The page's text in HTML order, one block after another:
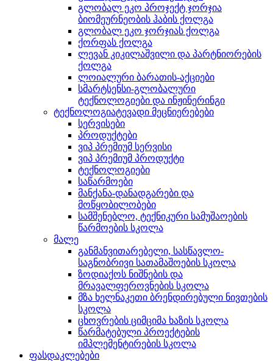
გლობალ ეკო პროჯექტ ჯორჯია
ბიომეურნეობის ჰაბის ქოლგა
გლობალ ეკო ჯორჯიას ქოლგა
ქორფას ქოლგა
ლევან კიკილაშვილი და პარტნიორების
ქოლგა
ლოიალური ბარათის-აქციები
სმარტსენსი-გლობალური
ტექნოლოგიები და ინჟინერინგი
ტექნოლოგიატევადი მეცნიერებები
სერვისები
პროდუქტები
ვიპ პრემიუმ სერვისი
ვიპ პრემიუმ პროდუქტი
ტექნოლოგიები
საწარმოები
მანქანა-დანადგარები და
მოწყობილობები
სამშენებლო, ტექნიკური სამუშაოების
წარმოების სკოლა
მალე
განმანვითარებელი, სასწავლო-
საგნობრივი სათამაშოების სკოლა
ზოდიაქოს ნიშნების და
მრავალფეროვნების სკოლა
მზა ხელნაკეთი ბრენდირებული ნივთების
სკოლა
ცხოვრების ციმციმა ხაზის სკოლა
წარმატებული პროექტების
იმპლემენტირების სკოლა
ფასდაკლებები